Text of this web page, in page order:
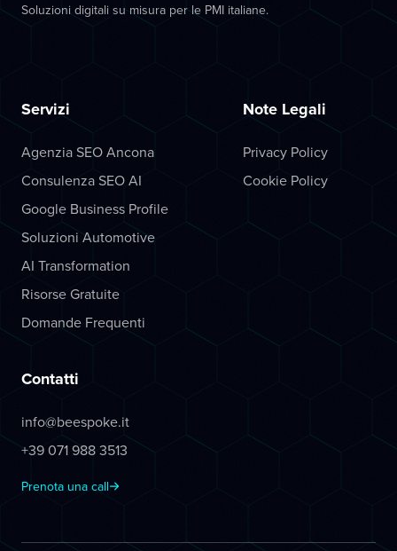
Soluzioni digitali su misura per le PMI italiane.
Servizi
Agenzia SEO Ancona
Consulenza SEO AI
Google Business Profile
Soluzioni Automotive
AI Transformation
Risorse Gratuite
Domande Frequenti
Note Legali
Privacy Policy
Cookie Policy
Contatti
info@beespoke.it
+39 071 988 3513
Prenota una call